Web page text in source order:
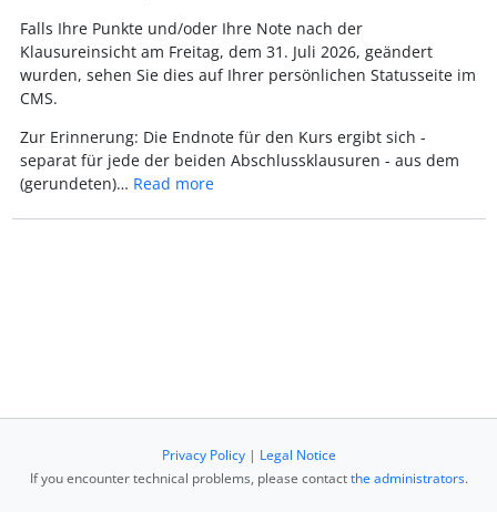
Falls Ihre Punkte und/oder Ihre Note nach der
Klausureinsicht am Freitag, dem 31. Juli 2026, geändert
wurden, sehen Sie dies auf Ihrer persönlichen Statusseite im
CMS.
Zur Erinnerung: Die Endnote für den Kurs ergibt sich -
separat für jede der beiden Abschlussklausuren - aus dem
(gerundeten)… Read more
Privacy Policy| Legal Notice
If you encounter technical problems, please contactthe administrators.